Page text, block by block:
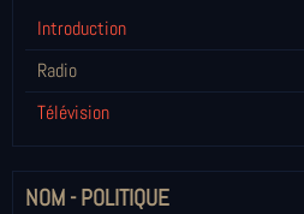
Introduction
Radio
Télévision
NOM - POLITIQUE